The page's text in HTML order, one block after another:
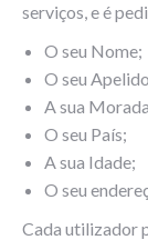
serviços, e é
O seu Nome;
O seu
A sua
O seu País;
A sua Idade;
O seu
Cada utilizador